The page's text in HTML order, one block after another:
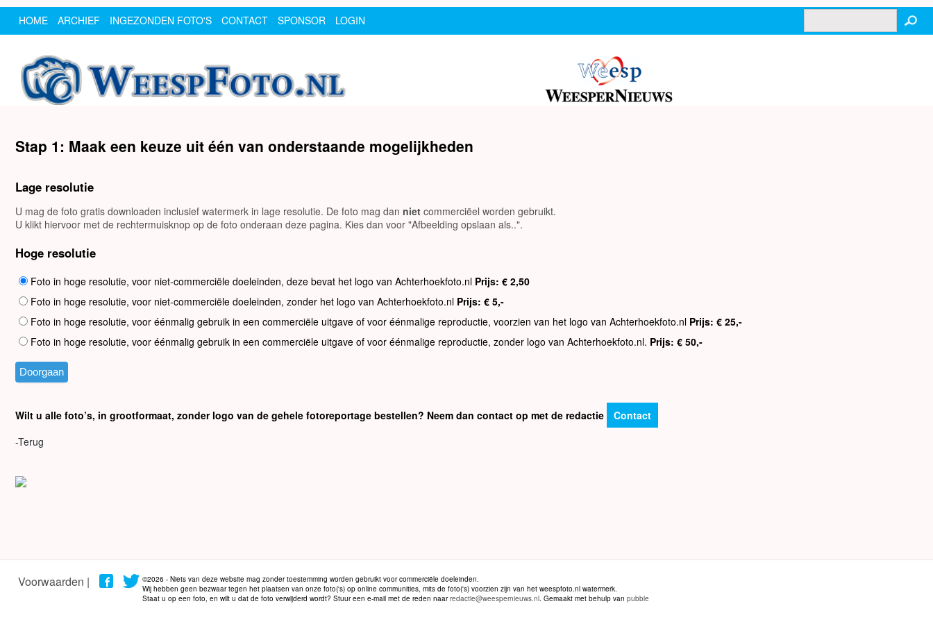
HOME ARCHIEF INGEZONDEN FOTO'S CONTACT SPONSOR LOGIN
Stap 1: Maak een keuze uit één van onderstaande mogelijkheden
Lage resolutie
U mag de foto gratis downloaden inclusief watermerk in lage resolutie. De foto mag dan niet commerciëel worden gebruikt.
U klikt hiervoor met de rechtermuisknop op de foto onderaan deze pagina. Kies dan voor "Afbeelding opslaan als..".
Hoge resolutie
Foto in hoge resolutie, voor niet-commerciële doeleinden, deze bevat het logo van Achterhoekfoto.nl Prijs: € 2,50
Foto in hoge resolutie, voor niet-commerciële doeleinden, zonder het logo van Achterhoekfoto.nl Prijs: € 5,-
Foto in hoge resolutie, voor éénmalig gebruik in een commerciële uitgave of voor éénmalige reproductie, voorzien van het logo van Achterhoekfoto.nl Prijs: € 25,-
Foto in hoge resolutie, voor éénmalig gebruik in een commerciële uitgave of voor éénmalige reproductie, zonder logo van Achterhoekfoto.nl. Prijs: € 50,-
Wilt u alle foto’s, in grootformaat, zonder logo van de gehele fotoreportage bestellen? Neem dan contact op met de redactie
Contact
-Terug
Voorwaarden |
©2026 - Niets van deze website mag zonder toestemming worden gebruikt voor commerciële doeleinden.
Wij hebben geen bezwaar tegen het plaatsen van onze foto('s) op online communities, mits de foto('s) voorzien zijn van het weespfoto.nl watermerk.
Staat u op een foto, en wilt u dat de foto verwijderd wordt? Stuur een e-mail met de reden naarredactie@weespernieuws.nl. Gemaakt met behulp vanpubble